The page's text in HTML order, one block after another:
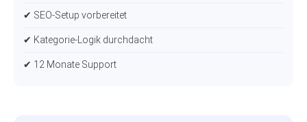
✔ SEO-Setup vorbereitet
✔ Kategorie-Logik durchdacht
✔ 12 Monate Support